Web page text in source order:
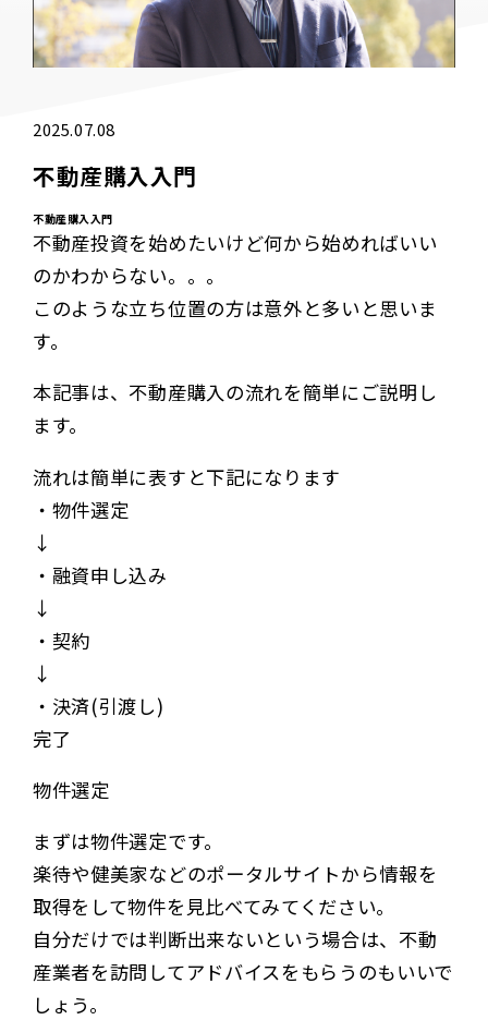
2025.07.08
不動産購入入門
不動産購入入門
不動産投資を始めたいけど何から始めればいい
のかわからない。。。
このような立ち位置の方は意外と多いと思いま
す。
本記事は、不動産購入の流れを簡単にご説明し
ます。
流れは簡単に表すと下記になります
・物件選定
↓
・融資申し込み
↓
・契約
↓
・決済(引渡し)
完了
物件選定
まずは物件選定です。
楽待や健美家などのポータルサイトから情報を
取得をして物件を見比べてみてください。
自分だけでは判断出来ないという場合は、不動
産業者を訪問してアドバイスをもらうのもいいで
しょう。